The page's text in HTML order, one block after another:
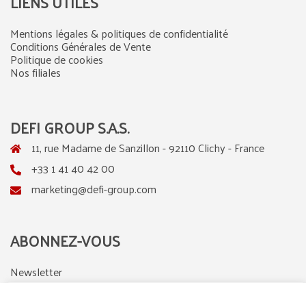
Mentions légales & politiques de confidentialité
Conditions Générales de Vente
Politique de cookies
Nos filiales
DEFI GROUP S.A.S.
11, rue Madame de Sanzillon - 92110 Clichy - France
+33 1 41 40 42 00
marketing@defi-group.com
ABONNEZ-VOUS
Newsletter